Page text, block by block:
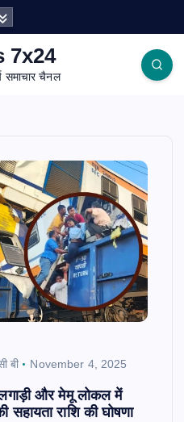
7x24
समाचार चैनल
बी November 4, 2025
और मेमू लोकल में
राशि की घोषणा